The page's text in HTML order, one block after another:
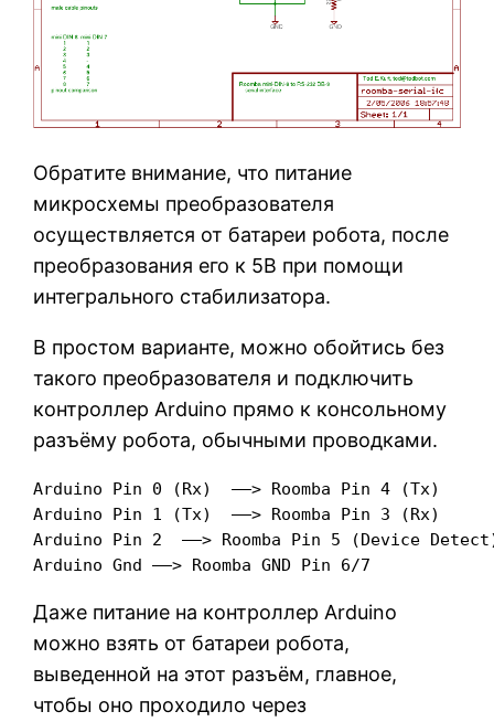
Обратите внимание, что питание
микросхемы преобразователя
осуществляется от батареи робота, после
преобразования его к 5В при помощи
интегрального стабилизатора.
В простом варианте, можно обойтись без
такого преобразователя и подключить
контроллер Arduino прямо к консольному
разъёму робота, обычными проводками.
Arduino Pin 0 (Rx)  ——> Roomba Pin 4 (Tx)
Arduino Pin 1 (Tx)  ——> Roomba Pin 3 (Rx)
Arduino Pin 2  ——> Roomba Pin 5 (Device
Arduino Gnd ——> Roomba GND Pin 6/7
Даже питание на контроллер Arduino
можно взять от батареи робота,
выведенной на этот разъём, главное,
чтобы оно проходило через